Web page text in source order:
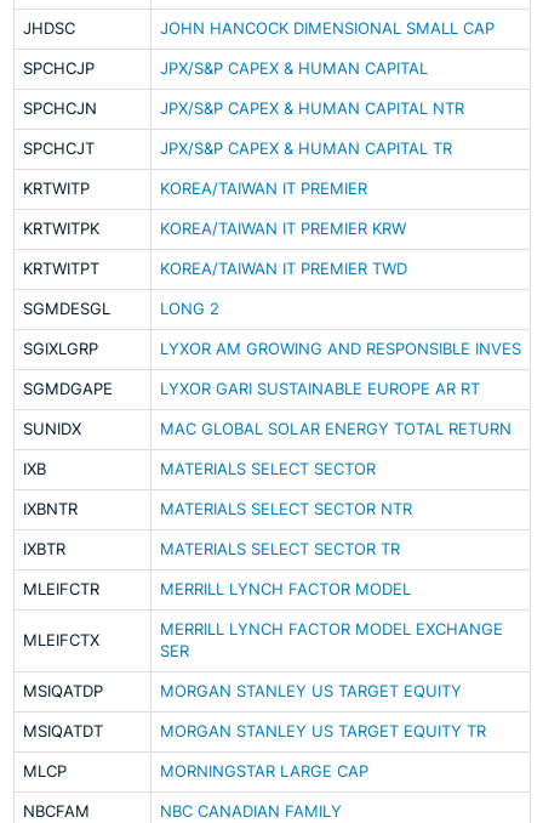
JHDSC JOHN HANCOCK DIMENSIONAL SMALL CAP
SPCHCJP JPX/S&P CAPEX & HUMAN CAPITAL
SPCHCJN JPX/S&P CAPEX & HUMAN CAPITAL NTR
SPCHCJT JPX/S&P CAPEX & HUMAN CAPITAL TR
KRTWITP KOREA/TAIWAN IT PREMIER
KRTWITPK KOREA/TAIWAN IT PREMIER KRW
KRTWITPT KOREA/TAIWAN IT PREMIER TWD
SGMDESGL LONG 2
SGIXLGRP LYXOR AM GROWING AND RESPONSIBLE INVES
SGMDGAPE LYXOR GARI SUSTAINABLE EUROPE AR RT
SUNIDX MAC GLOBAL SOLAR ENERGY TOTAL RETURN
IXB MATERIALS SELECT SECTOR
IXBNTR MATERIALS SELECT SECTOR NTR
IXBTR MATERIALS SELECT SECTOR TR
MLEIFCTR MERRILL LYNCH FACTOR MODEL
MLEIFCTX
MERRILL LYNCH FACTOR MODEL EXCHANGE
SER
MSIQATDP MORGAN STANLEY US TARGET EQUITY
MSIQATDT MORGAN STANLEY US TARGET EQUITY TR
MLCP MORNINGSTAR LARGE CAP
NBCFAM NBC CANADIAN FAMILY